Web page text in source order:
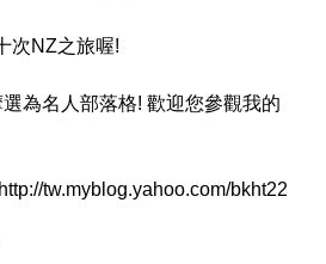
次NZ之旅喔!
為名人部落格! 歡迎您參觀我的
tw.myblog.yahoo.com/bkht22